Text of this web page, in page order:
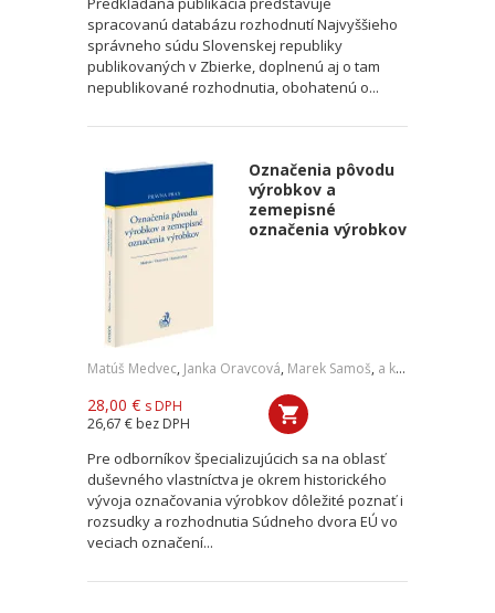
spracovanú databázu rozhodnutí Najvyššieho
správneho súdu Slovenskej republiky
publikovaných v Zbierke, doplnenú aj o tam
nepublikované rozhodnutia, obohatenú o...
Označenia pôvodu
výrobkov a
zemepisné
označenia výrobkov
Matúš Medvec, Janka Oravcová, Marek Samoš, a kol.
28,00 € s DPH
26,67 € bez DPH
Pre odborníkov špecializujúcich sa na oblasť
duševného vlastníctva je okrem historického
vývoja označovania výrobkov dôležité poznať i
rozsudky a rozhodnutia Súdneho dvora EÚ vo
veciach označení...